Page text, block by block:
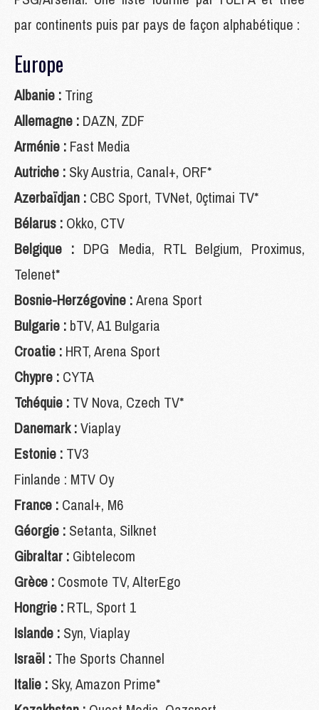
par continents puis par pays de façon alphabétique :
Europe
Albanie : Tring
Allemagne : DAZN, ZDF
Arménie : Fast Media
Autriche : Sky Austria, Canal+, ORF*
Azerbaïdjan : CBC Sport, TVNet, 0çtimai TV*
Bélarus : Okko, CTV
Belgique : DPG Media, RTL Belgium, Proximus,
Telenet*
Bosnie-Herzégovine :Arena Sport
Bulgarie : bTV, A1 Bulgaria
Croatie : HRT, Arena Sport
Chypre : CYTA
Tchéquie : TV Nova, Czech TV*
Danemark :Viaplay
Estonie : TV3
Finlande : MTV Oy
France : Canal+, M6
Géorgie : Setanta, Silknet
Gibraltar : Gibtelecom
Grèce : Cosmote TV, AlterEgo
Hongrie : RTL, Sport 1
Islande : Syn, Viaplay
Israël : The Sports Channel
Italie : Sky, Amazon Prime*